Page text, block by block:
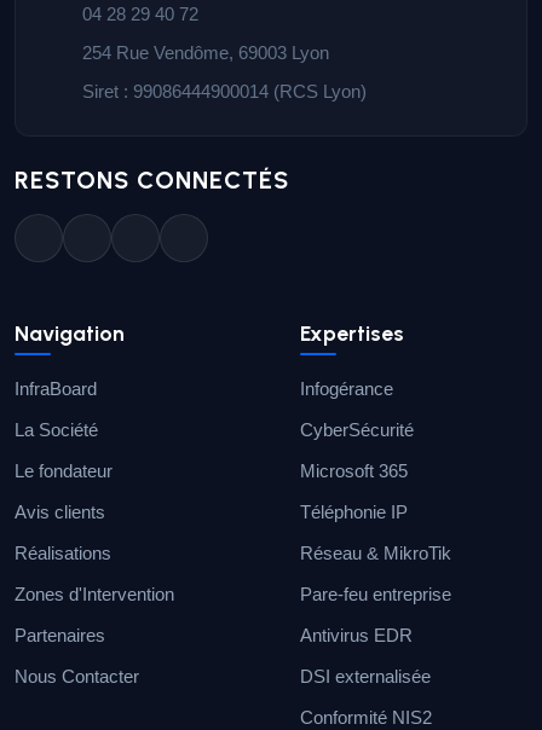
04 28 29 40 72
254 Rue Vendôme, 69003 Lyon
Siret : 99086444900014 (RCS Lyon)
RESTONS CONNECTÉS
Navigation
InfraBoard
La Société
Le fondateur
Avis clients
Réalisations
Zones d'Intervention
Partenaires
Nous Contacter
Expertises
Infogérance
CyberSécurité
Microsoft 365
Téléphonie IP
Réseau & MikroTik
Pare-feu entreprise
Antivirus EDR
DSI externalisée
Conformité NIS2